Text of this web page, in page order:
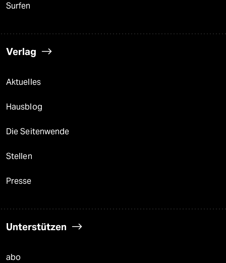
Surfen
Verlag
Aktuelles
Hausblog
Die Seitenwende
Stellen
Presse
Unterstützen
abo